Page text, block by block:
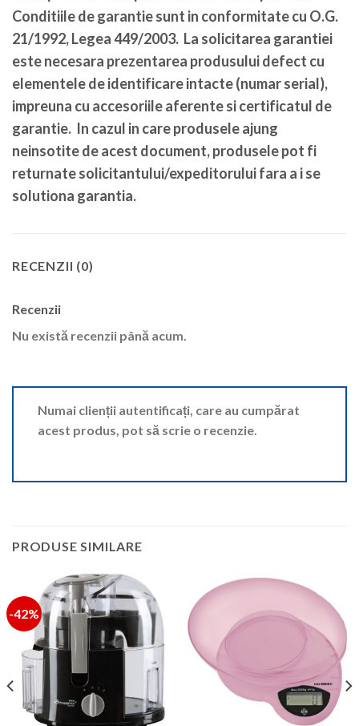
Conditiile de garantie sunt in conformitate cu O.G.
21/1992, Legea 449/2003. La solicitarea garantiei
este necesara prezentarea produsului defect cu
elementele de identificare intacte (numar serial),
impreuna cu accesoriile aferente si certificatul de
garantie. In cazul in care produsele ajung
neinsotite de acest document, produsele pot fi
returnate solicitantului/expeditorului fara a i se
solutiona garantia.
RECENZII (0)
Recenzii
Nu există recenzii până acum.
Numai clienții autentificați, care au cumpărat
acest produs, pot să scrie o recenzie.
PRODUSE SIMILARE
-42%